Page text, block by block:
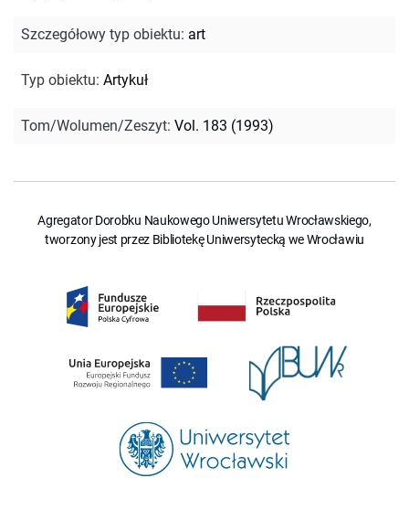
Szczegółowy typ obiektu: art
Typ obiektu: Artykuł
Tom/Wolumen/Zeszyt: Vol. 183 (1993)
Agregator Dorobku Naukowego Uniwersytetu Wrocławskiego,
tworzony jest przez Bibliotekę Uniwersytecką we Wrocławiu